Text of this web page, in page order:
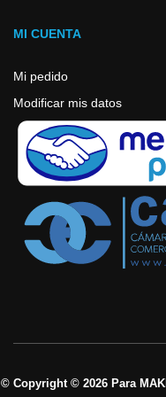
MI CUENTA
Mi pedido
Modificar mis datos
© Copyright © 2026 Para